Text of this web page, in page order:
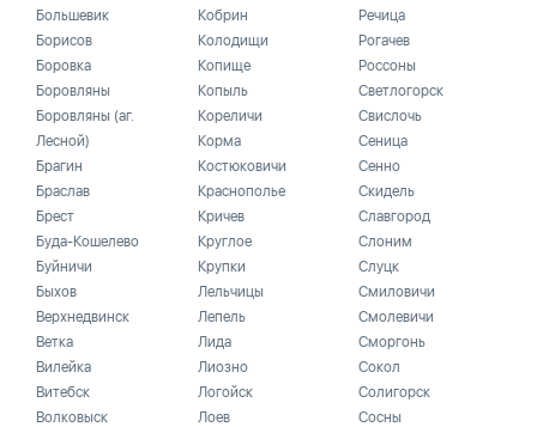
Большевик
Борисов
Боровка
Боровляны
Боровляны (аг.
Лесной)
Брагин
Браслав
Брест
Буда-Кошелево
Буйничи
Быхов
Верхнедвинск
Ветка
Вилейка
Витебск
Волковыск
Кобрин
Колодищи
Копище
Копыль
Кореличи
Корма
Костюковичи
Краснополье
Кричев
Круглое
Крупки
Лельчицы
Лепель
Лида
Лиозно
Логойск
Лоев
Речица
Рогачев
Россоны
Светлогорск
Свислочь
Сеница
Сенно
Скидель
Славгород
Слоним
Слуцк
Смиловичи
Смолевичи
Сморгонь
Сокол
Солигорск
Сосны